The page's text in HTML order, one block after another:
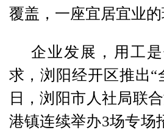
覆盖，一座宜居宜业
企业发展，用工
求，浏阳经开区推出“
日，浏阳市人社局联
港镇连续举办3场专场